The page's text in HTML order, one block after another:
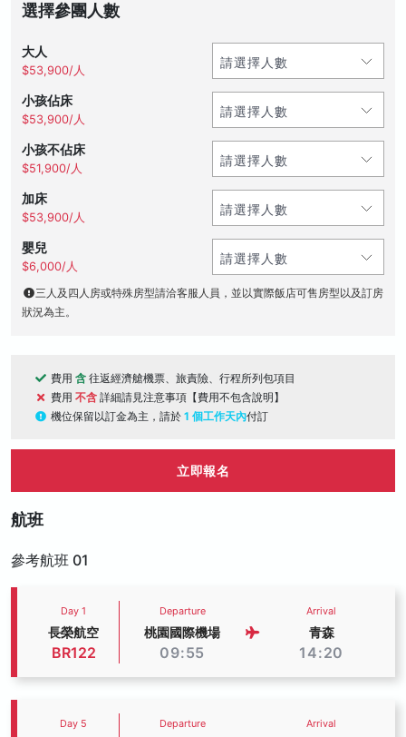
選擇參團人數
大人
$53,900/人
小孩佔床
$53,900/人
小孩不佔床
$51,900/人
加床
$53,900/人
嬰兒
$6,000/人
三人及四人房或特殊房型請洽客服人員，並以實際飯店可售房型以及訂房
狀況為主。
費用 含 往返經濟艙機票、旅責險、行程所列包項目
費用 不含 詳細請見注意事項【費用不包含說明】
機位保留以訂金為主，請於 1 個工作天內付訂
立即報名
航班
參考航班 01
Day 1
長榮航空
BR122
Departure
桃園國際機場
09:55
Arrival
青森
14:20
Day 5 Departure Arrival